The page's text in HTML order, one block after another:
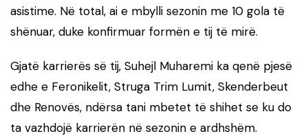
asistime. Në total, ai e mbylli sezonin me 10 gola të
shënuar, duke konfirmuar formën e tij të mirë.
Gjatë karrierës së tij, Suhejl Muharemi ka qenë pjesë
edhe e Feronikelit, Struga Trim Lumit, Skenderbeut
dhe Renovës, ndërsa tani mbetet të shihet se ku do
ta vazhdojë karrierën në sezonin e ardhshëm.